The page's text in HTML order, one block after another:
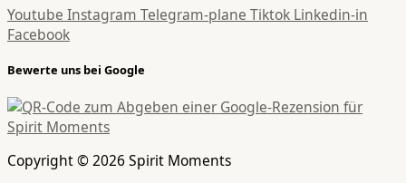
Youtube Instagram Telegram-plane Tiktok Linkedin-in
Facebook
Bewerte uns bei Google
Copyright © 2026 Spirit Moments